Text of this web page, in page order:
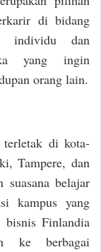
di bidang
individu dan
yang ingin
orang lain.
terletak di kota-
Tampere, dan
suasana belajar
kampus yang
Finlandia
ke berbagai